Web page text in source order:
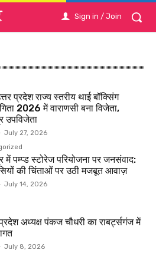
Sign in / Join
प्रदेश राज्य स्तरीय थाई बॉक्सिंग
2026 में वाराणसी बना विजेता,
उपविजेता
July 27, 2026
में पम्प्ड स्टोरेज परियोजना पर जनसंवाद:
की चिंताओं पर उठी मजबूत आवाज़
July 14, 2026
अध्यक्ष पंकज चौधरी का राबर्ट्सगंज में
July 8, 2026